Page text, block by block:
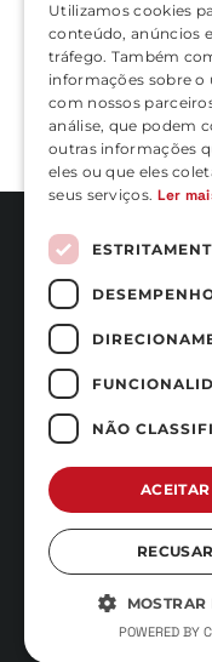
Rua Vasconcelos
4470-558 Moreira,
(Junto ao Hotel Stay)
+351 252 100 029
reservas@carfast.pt
Iniciar Sessão
QUESTÕES
TERMOS E CONDIÇÕES
POLÍTICA DE
PROTEÇÃO DE DADOS
LIVRO DE
SUBSCREVA A NOSSA
Utilizamos cookies
conteúdo, anúncios
tráfego. Também
informações sobre o
com nossos
análise, que podem
outras informações
eles ou que eles
seus serviços. Ler
NÃO
MOSTRAR
POWERED BY